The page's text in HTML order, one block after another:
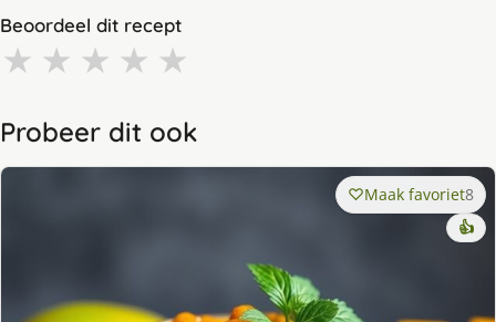
Beoordeel dit recept
★ ★ ★ ★ ★
Probeer dit ook
Maak favoriet8
👍